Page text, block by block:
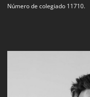
Número de colegiado 11710.